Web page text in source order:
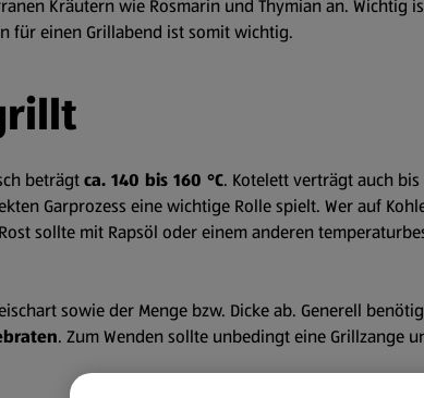
Kräutern wie Rosmarin und Thymian an. Wichtig
für einen Grillabend ist somit wichtig.
beträgtca. 140 bis 160 °C. Kotelett verträgt auch
Garprozess eine wichtige Rolle spielt. Wer auf
sollte mit Rapsöl oder einem anderen
sowie der Menge bzw. Dicke ab. Generell
. Zum Wenden sollte unbedingt eine Grillzange